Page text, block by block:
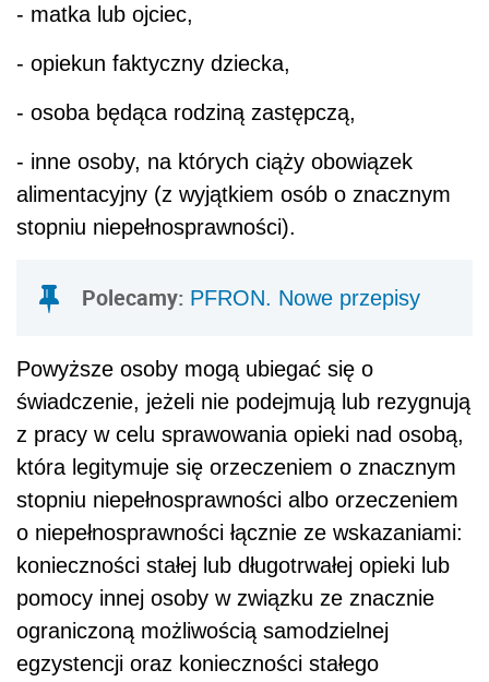
- matka lub ojciec,
- opiekun faktyczny dziecka,
- osoba będąca rodziną zastępczą,
- inne osoby, na których ciąży obowiązek
alimentacyjny (z wyjątkiem osób o znacznym
stopniu niepełnosprawności).
Polecamy: PFRON. Nowe przepisy
Powyższe osoby mogą ubiegać się o
świadczenie, jeżeli nie podejmują lub rezygnują
z pracy w celu sprawowania opieki nad osobą,
która legitymuje się orzeczeniem o znacznym
stopniu niepełnosprawności albo orzeczeniem
o niepełnosprawności łącznie ze wskazaniami:
konieczności stałej lub długotrwałej opieki lub
pomocy innej osoby w związku ze znacznie
ograniczoną możliwością samodzielnej
egzystencji oraz konieczności stałego